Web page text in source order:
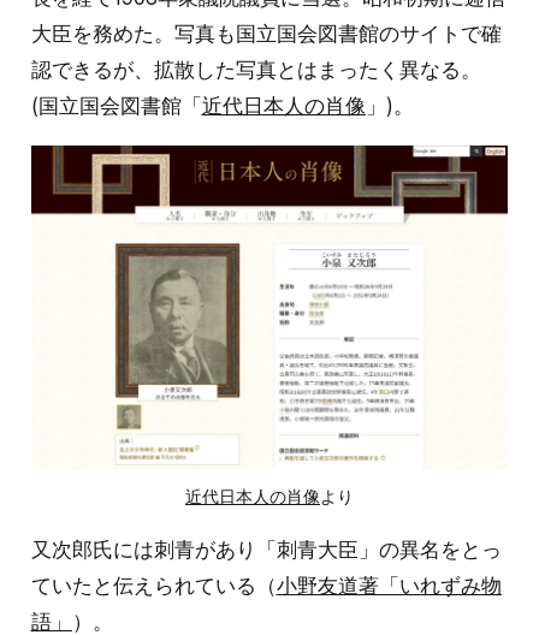
大臣を務めた。写真も国立国会図書館のサイトで確
認できるが、拡散した写真とはまったく異なる。
(国立国会図書館「近代日本人の肖像 」)。
近代日本人の肖像より
又次郎氏には刺青があり「刺青大臣」の異名をとっ
ていたと伝えられている（小野友道著「いれずみ物
語」 ）。